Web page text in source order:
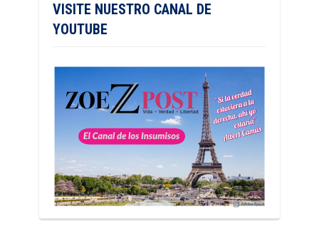
VISITE NUESTRO CANAL DE
YOUTUBE